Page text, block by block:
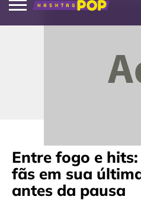
Entre fogo e
fãs em sua
antes da pausa